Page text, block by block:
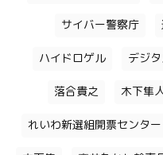
サイバー警察庁
ハイドロゲル デジ
落合貴之 木下隼
れいわ新選組開票センター